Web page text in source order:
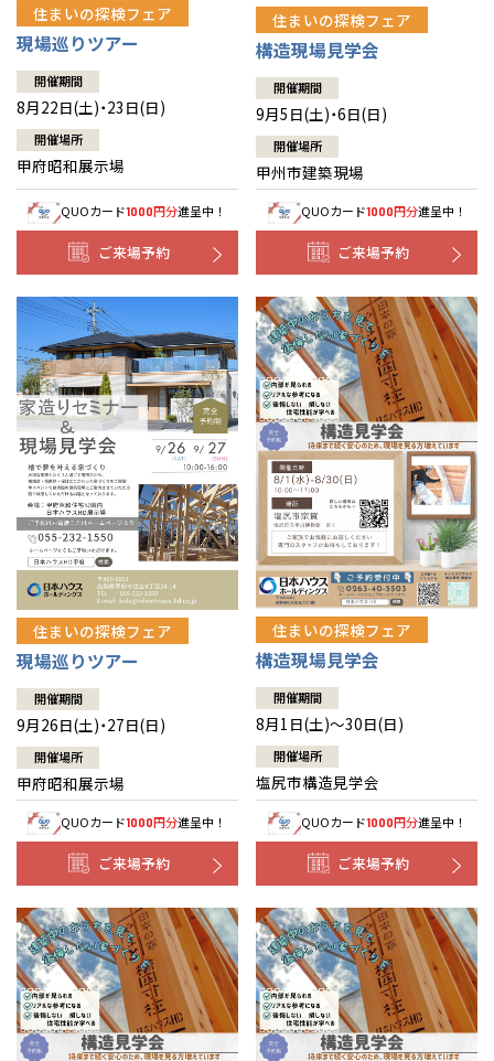
住まいの探検フェア
現場巡りツアー
開催期間
8月22日(土)・23日(日)
開催場所
甲府昭和展示場
QUOカード1000円分進呈中！
ご来場予約
住まいの探検フェア
構造現場見学会
開催期間
9月5日(土)・6日(日)
開催場所
甲州市建築現場
QUOカード1000円分進呈中！
ご来場予約
住まいの探検フェア
現場巡りツアー
開催期間
9月26日(土)・27日(日)
開催場所
甲府昭和展示場
QUOカード1000円分進呈中！
ご来場予約
住まいの探検フェア
構造現場見学会
開催期間
8月1日(土)～30日(日)
開催場所
塩尻市構造見学会
QUOカード1000円分進呈中！
ご来場予約